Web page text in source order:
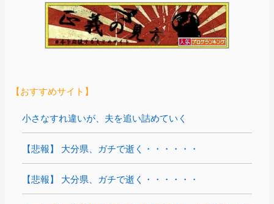
【おすすめサイト】
小さなすれ違いが、夫を追い詰めていく
【悲報】 大分県、ガチで逝く・・・・・・
【悲報】 大分県、ガチで逝く・・・・・・